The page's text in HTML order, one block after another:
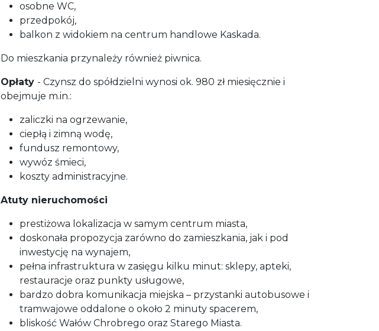
osobne WC,
przedpokój,
balkon z widokiem na centrum handlowe Kaskada.
Do mieszkania przynależy również piwnica.
Opłaty - Czynsz do spółdzielni wynosi ok. 980 zł miesięcznie i
obejmuje m.in.:
zaliczki na ogrzewanie,
ciepłą i zimną wodę,
fundusz remontowy,
wywóz śmieci,
koszty administracyjne.
Atuty nieruchomości
prestiżowa lokalizacja w samym centrum miasta,
doskonała propozycja zarówno do zamieszkania, jak i pod
inwestycję na wynajem,
pełna infrastruktura w zasięgu kilku minut: sklepy, apteki,
restauracje oraz punkty usługowe,
bardzo dobra komunikacja miejska – przystanki autobusowe i
tramwajowe oddalone o około 2 minuty spacerem,
bliskość Wałów Chrobrego oraz Starego Miasta.